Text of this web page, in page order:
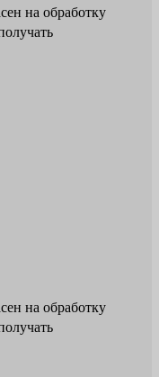
на обработку
на обработку